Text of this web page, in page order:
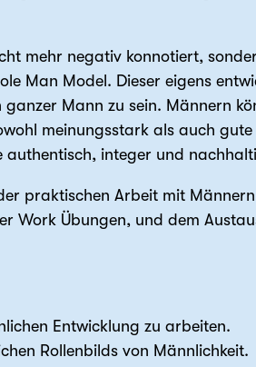
mehr negativ konnotiert,
Man Model. Dieser eigens
Mann zu sein. Männern
meinungsstark als auch
authentisch, integer und
praktischen Arbeit mit
Work Übungen, und dem
Entwicklung zu arbeiten.
Rollenbilds von Männlichkeit.